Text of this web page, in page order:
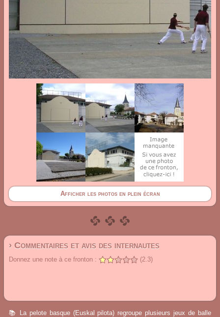
Afficher les photos en plein écran
› Commentaires et avis des internautes
Donnez une note à ce fronton : (2.3)
📚 La pelote basque (Euskal pilota) regroupe plusieurs jeux de balle